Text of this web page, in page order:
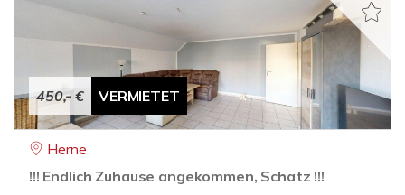
450,- € VERMIETET
Herne
!!! Endlich Zuhause angekommen, Schatz !!!